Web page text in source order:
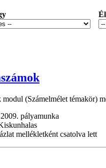
(Számelmélet témakör)
pályamunka
mellékletként csatolva lett